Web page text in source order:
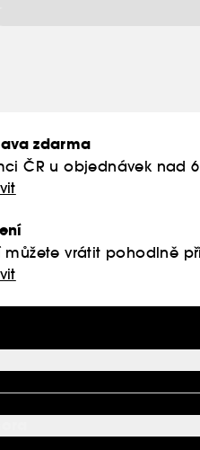
zdarma
ČR u objednávek nad
můžete vrátit pohodlně